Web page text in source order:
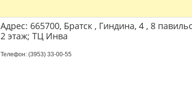
Адрес: 665700, Братск , Гиндина, 4 , 8
2 этаж; ТЦ Инва
Телефон: (3953) 33-00-55